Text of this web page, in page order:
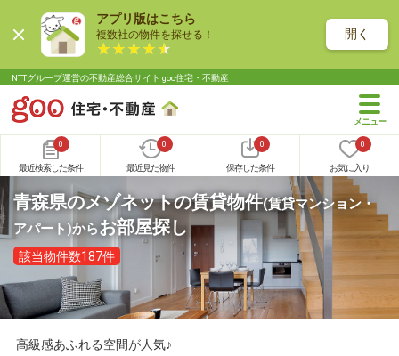
アプリ版はこちら
複数社の物件を探せる！ 開く
NTTグループ運営の不動産総合サイト goo住宅・不動産
0
最近検索した条件
0
最近見た物件
0
保存した条件
0
お気に入り
青森県のメゾネットの賃貸物件(賃貸マンション・
アパート)からお部屋探し
該当物件数187件
高級感あふれる空間が人気♪